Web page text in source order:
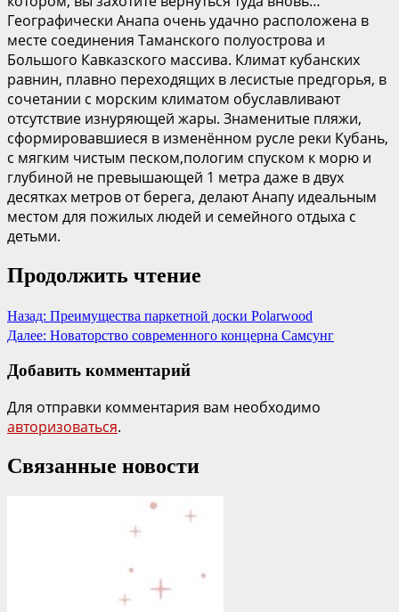
Географически Анапа очень удачно расположена в
месте соединения Таманского полуострова и
Большого Кавказского массива. Климат кубанских
равнин, плавно переходящих в лесистые предгорья, в
сочетании с морским климатом обуславливают
отсутствие изнуряющей жары. Знаменитые пляжи,
сформировавшиеся в изменённом русле реки Кубань,
с мягким чистым песком,пологим спуском к морю и
глубиной не превышающей 1 метра даже в двух
десятках метров от берега, делают Анапу идеальным
местом для пожилых людей и семейного отдыха с
детьми.
Продолжить чтение
Назад: Преимущества паркетной доски Polarwood
Далее: Новаторство современного концерна Самсунг
Добавить комментарий
Для отправки комментария вам необходимо
авторизоваться.
Связанные новости